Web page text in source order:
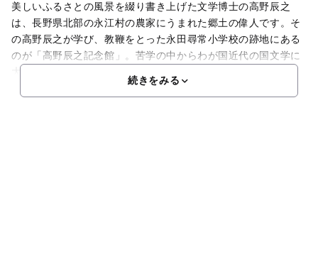
美しいふるさとの風景を綴り書き上げた文学博士の高野辰之
は、長野県北部の永江村の農家にうまれた郷土の偉人です。そ
の高野辰之が学び、教鞭をとった永田尋常小学校の跡地にある
のが「高野辰之記念館」。苦学の中からわが国近代の国文学に
続きをみる